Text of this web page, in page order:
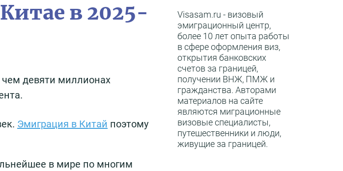
в 2025-
чем девяти миллионах
Эмиграция в Китай поэтому
в мире по многим
Visasam.ru - визовый
эмиграционный центр,
более 10 лет опыта работы
в сфере оформления виз,
открытия банковских
счетов за границей,
получении ВНЖ, ПМЖ и
гражданства. Авторами
материалов на сайте
являются миграционные
визовые специалисты,
путешественники и люди,
живущие за границей.